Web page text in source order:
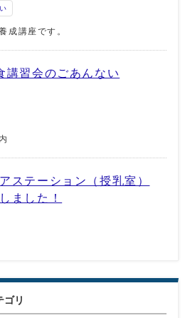
成講座です。
講習会のごあんない
ステーション（授乳室）
ました！
ゴリ